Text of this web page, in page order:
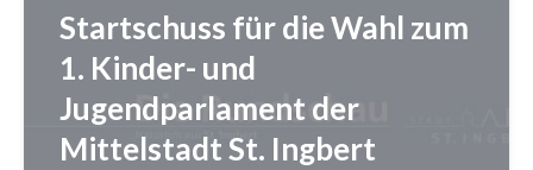
Startschuss für die Wahl zum
1. Kinder- und
Jugendparlament der
Mittelstadt St. Ingbert